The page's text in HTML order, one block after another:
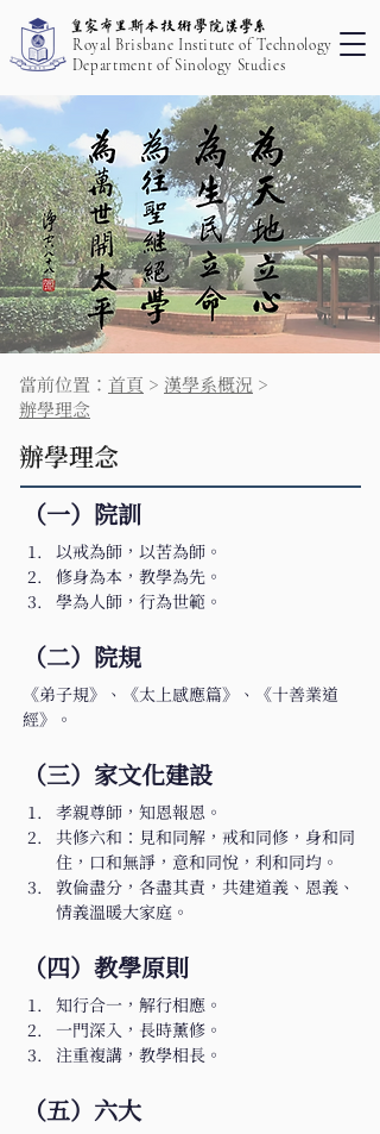
Royal Brisbane Institute of Technology
Department of Sinology Studies
當前位置： 首頁 > 漢學系概況 >
辦學理念
辦學理念
（一）院訓
以戒為師，以苦為師。
修身為本，教學為先。
學為人師，行為世範。
（二）院規
《弟子規》、《太上感應篇》、《十善業道
經》。
（三）家文化建設
孝親尊師，知恩報恩。
共修六和：見和同解，戒和同修，身和同
住，口和無諍，意和同悅，利和同均。
敦倫盡分，各盡其責，共建道義、恩義、
情義溫暖大家庭。
（四）教學原則
知行合一，解行相應。
一門深入，長時薰修。
注重複講，教學相長。
（五）六大